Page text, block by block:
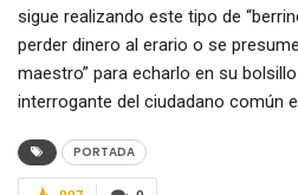
sigue realizando este tipo de
perder dinero al erario o se
maestro” para echarlo en su
interrogante del ciudadano común
PORTADA